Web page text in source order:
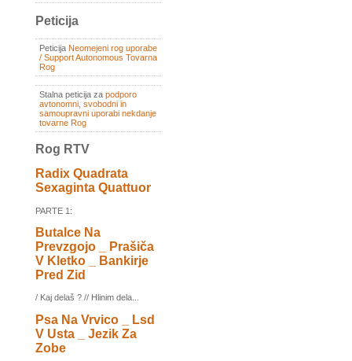
Peticija
Peticija Neomejeni rog uporabe
/ Support Autonomous Tovarna
Rog
Stalna peticija za podporo
avtonomni, svobodni in
samoupravni uporabi nekdanje
tovarne Rog
Rog RTV
Radix Quadrata
Sexaginta Quattuor
PARTE 1:
Butalce Na
Prevzgojo _ Prašiča
V Kletko _ Bankirje
Pred Zid
/ Kaj delaš ? // Hlinim dela...
Psa Na Vrvico _ Lsd
V Usta _ Jezik Za
Zobe